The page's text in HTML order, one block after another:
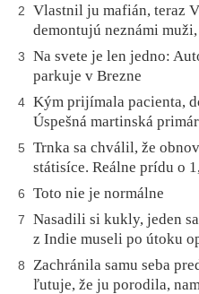
2
Vlastnil ju mafián, teraz
demontujú neznámi
3
Na svete je len jedno:
parkuje v Brezne
4 Kým prijímala pacienta,
Úspešná martinská
5
Trnka sa chválil, že
státisíce. Reálne prídu o
6 Toto nie je normálne
7
Nasadili si kukly, jeden
z Indie museli po útoku
8
Zachránila samu seba
ľutuje, že ju porodila,